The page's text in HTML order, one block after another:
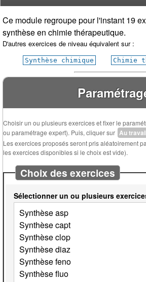
Ce module regroupe pour l'instant 19
synthèse en chimie thérapeutique.
D'autres exercices de niveau équivalent sur :
Synthèse chimique Chimie
Choisir un ou plusieurs exercices et fixer le
ou paramétrage expert). Puis, cliquer sur Au
Les exercices proposés seront pris aléatoirement
les exercices disponibles si le choix est vide).
Choix des exercices
Sélectionner un ou plusieurs